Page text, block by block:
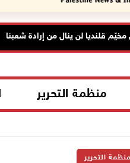
قلنديا لن ينال من إرادة شعبنا
منظمة التحرير
منظمة التحرير